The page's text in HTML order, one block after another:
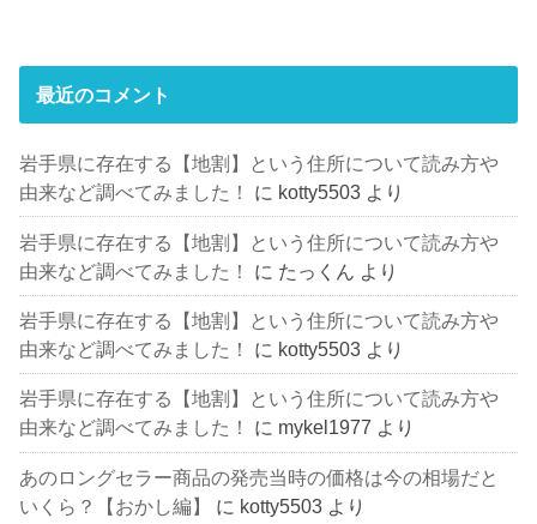
最近のコメント
岩手県に存在する【地割】という住所について読み方や
由来など調べてみました！
に kotty5503 より
岩手県に存在する【地割】という住所について読み方や
由来など調べてみました！
に たっくん より
岩手県に存在する【地割】という住所について読み方や
由来など調べてみました！
に kotty5503 より
岩手県に存在する【地割】という住所について読み方や
由来など調べてみました！
に mykel1977 より
あのロングセラー商品の発売当時の価格は今の相場だと
いくら？【おかし編】
に kotty5503 より